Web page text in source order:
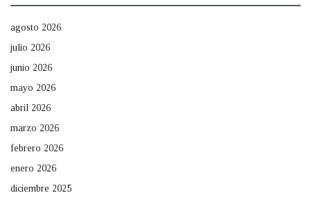
agosto 2026
julio 2026
junio 2026
mayo 2026
abril 2026
marzo 2026
febrero 2026
enero 2026
diciembre 2025